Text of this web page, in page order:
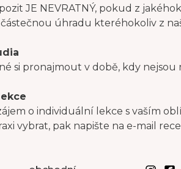
JE NEVRATNÝ, pokud z
úhradu kteréhokoliv z
si pronajmout v době, kdy
o individuální lekce s vaším
vybrat, pak napište na e-mail